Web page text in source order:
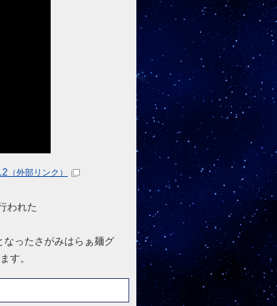
（外部リンク）
われた
なったさがみはらぁ麺グ
す。